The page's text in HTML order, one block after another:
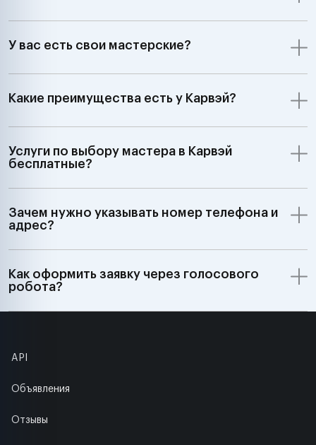
У вас есть свои мастерские?
Какие преимущества есть у Карвэй?
Услуги по выбору мастера в Карвэй
бесплатные?
Зачем нужно указывать номер телефона и
адрес?
Как оформить заявку через голосового
робота?
API
Объявления
Отзывы